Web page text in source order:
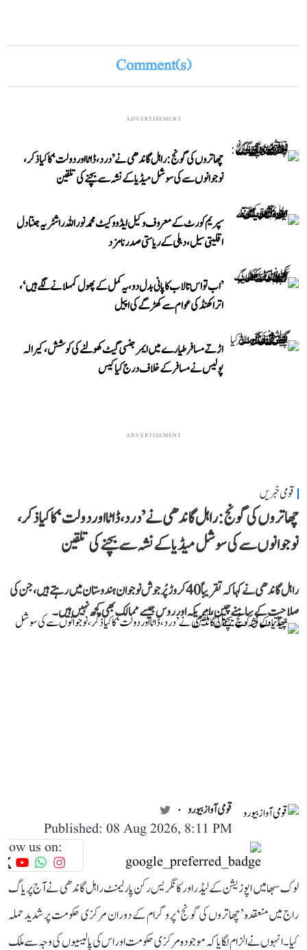
Comment(s)
ADVERTISEMENT
چھاتروں کی گونج: راہل گاندھی نے ’درد، ڈاٹا اور دولت‘ کا کیا ذکر،
نوجوانوں سے کی سوشل میڈیا کے نشہ سے بچنے کی تلقین
سپریم کورٹ کے معروف وکیل ایڈووکیٹ محمد نور اللہ راشٹریہ جنتا دل
اقلیتی سیل، دہلی کے ریاستی صدر نامزد
’اب تو اس تالاب کا پانی بدل دو، یہ کمل کے پھول کمہلانے لگے ہیں‘،
اتراکھنڈ کی عوام سے کھڑگے کی اپیل
اڑتے مسافر طیارے میں ایمرجنسی گیٹ کھولنے کی کوشش، کیرالہ
پولیس نے مسافر کے خلاف درج کیا کیس
ADVERTISEMENT
قومی خبریں
چھاتروں کی گونج: راہل گاندھی نے ’درد، ڈاٹا اور دولت‘ کا کیا ذکر،
نوجوانوں سے کی سوشل میڈیا کے نشہ سے بچنے کی تلقین
راہل گاندھی نے کہا کہ تقریباً 40 کروڑ پُرجوش نوجوان ہندوستان میں رہتے ہیں، جن کی
صلاحیت کے سامنے چین، امریکہ اور روس جیسے ممالک بھی کچھ نہیں ہیں۔
قومی آواز بیورو
Published: 08 Aug 2026, 8:11 PM
us on:
لوک سبھا میں اپوزیشن کے لیڈر اور کانگریس رکن پارلیمنٹ راہل گاندھی نے آج پریاگ
راج میں منعقدہ ’چھاتروں کی گونج‘ پروگرام کے دوران مرکزی حکومت پر شدید حملہ
کیا۔ انہوں نے الزام لگایا کہ موجودہ مرکزی حکومت اور اس کی پالیسیوں کی وجہ سے ملک